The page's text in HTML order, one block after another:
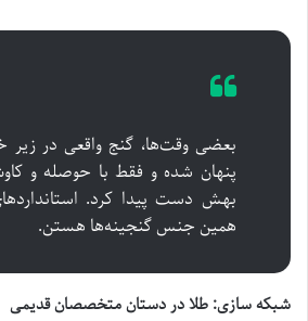
بعضی وقت‌ها، گنج واقعی در زیر
پنهان شده و فقط با حوصله و
بهش دست پیدا کرد.
همین جنس گنجینه‌ها هستن.
شبکه سازی: طلا در دستان متخصصان قدیمی